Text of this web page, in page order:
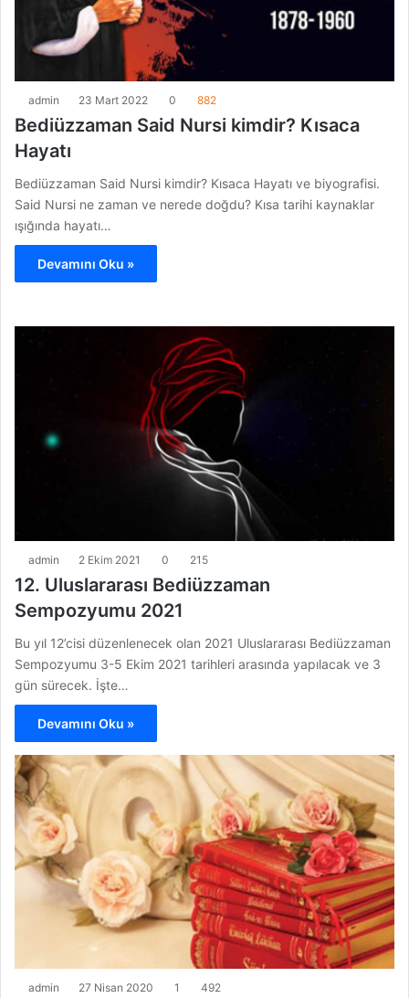
admin 23 Mart 2022 0 882
Bediüzzaman Said Nursi kimdir? Kısaca
Hayatı
Bediüzzaman Said Nursi kimdir? Kısaca Hayatı ve biyografisi.
Said Nursi ne zaman ve nerede doğdu? Kısa tarihi kaynaklar
ışığında hayatı…
Devamını Oku »
admin 2 Ekim 2021 0 215
12. Uluslararası Bediüzzaman
Sempozyumu 2021
Bu yıl 12’cisi düzenlenecek olan 2021 Uluslararası Bediüzzaman
Sempozyumu 3-5 Ekim 2021 tarihleri ​​arasında yapılacak ve 3
gün sürecek. İşte…
Devamını Oku »
admin 27 Nisan 2020 1 492